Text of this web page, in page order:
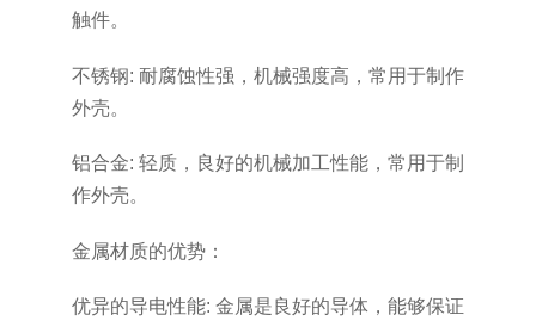
触件。
不锈钢: 耐腐蚀性强，机械强度高，常用于制作
外壳。
铝合金: 轻质，良好的机械加工性能，常用于制
作外壳。
金属材质的优势：
优异的导电性能: 金属是良好的导体，能够保证